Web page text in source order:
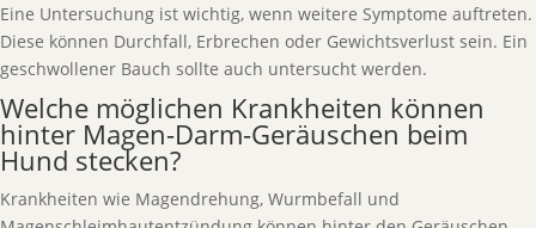
Eine Untersuchung ist wichtig, wenn weitere Symptome auftreten.
Diese können Durchfall, Erbrechen oder Gewichtsverlust sein. Ein
geschwollener Bauch sollte auch untersucht werden.
Welche möglichen Krankheiten können
hinter Magen-Darm-Geräuschen beim
Hund stecken?
Krankheiten wie Magendrehung, Wurmbefall und